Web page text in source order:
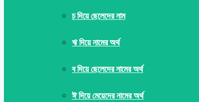
চ দিয়ে ছেলেদের নাম
ঋ দিয়ে নামের অর্থ
ব দিয়ে ছেলেদের নামের অর্থ
ঈ দিয়ে মেয়েদের নামের অর্থ